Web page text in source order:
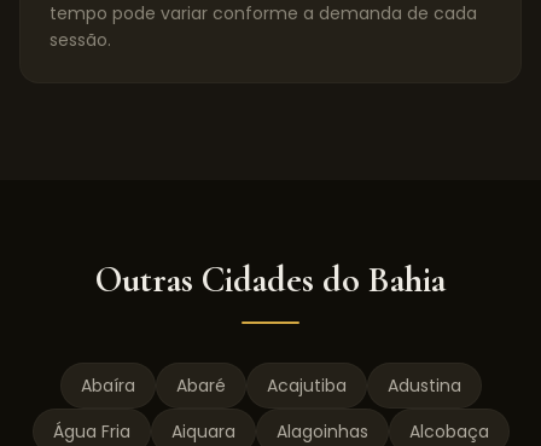
tempo pode variar conforme a demanda de cada
sessão.
Outras Cidades do Bahia
Abaíra Abaré Acajutiba
Adustina
Água Fria
Aiquara Alagoinhas
Alcobaça